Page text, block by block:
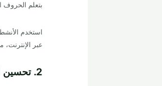
بتعلم الحروف
استخدم
عبر الإنترنت،
2. تحسين التجويد